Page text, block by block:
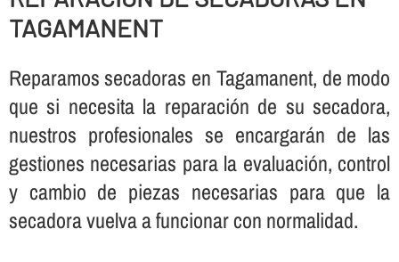
TAGAMANENT
Reparamos secadoras en Tagamanent, de modo
que si necesita la reparación de su secadora,
nuestros profesionales se encargarán de las
gestiones necesarias para la evaluación, control
y cambio de piezas necesarias para que la
secadora vuelva a funcionar con normalidad.